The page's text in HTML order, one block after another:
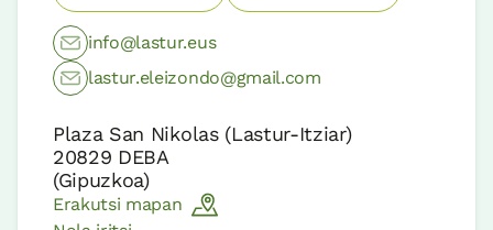
info@lastur.eus
lastur.eleizondo@gmail.com
Plaza San Nikolas (Lastur-Itziar)
20829 DEBA
(Gipuzkoa)
Erakutsi mapan